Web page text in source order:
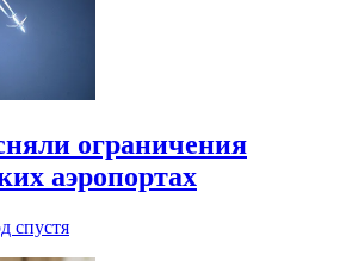
ограничения
аэропортах
спустя